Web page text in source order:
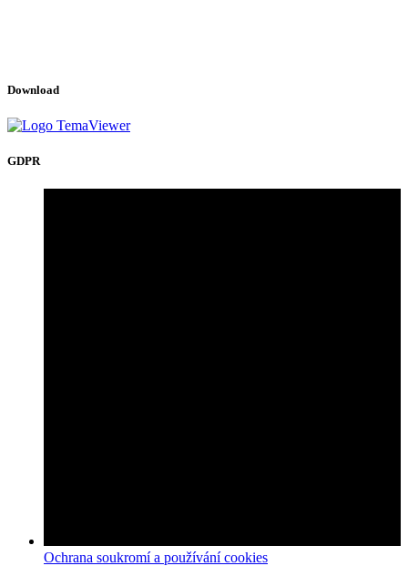
Download
GDPR
Ochrana soukromí a používání cookies